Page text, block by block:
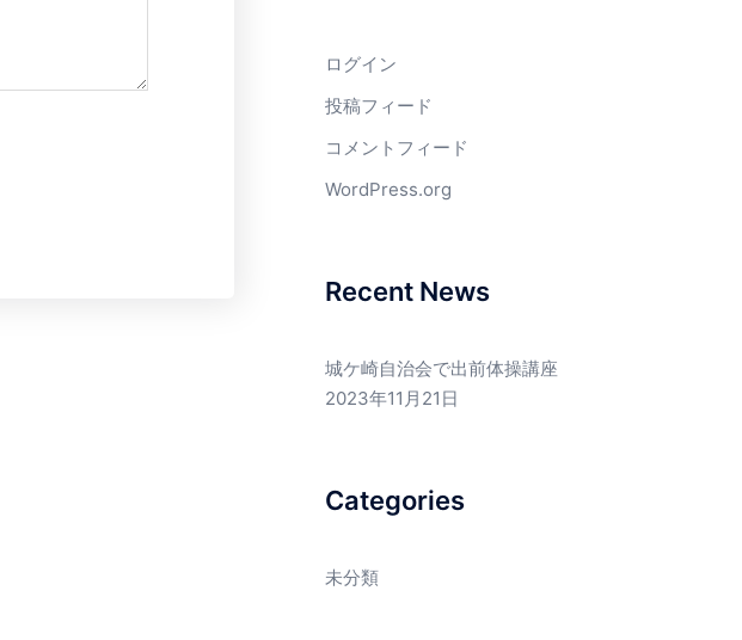
ログイン
投稿フィード
コメントフィード
WordPress.org
Recent News
城ケ崎自治会で出前体操講座
2023年11月21日
Categories
未分類